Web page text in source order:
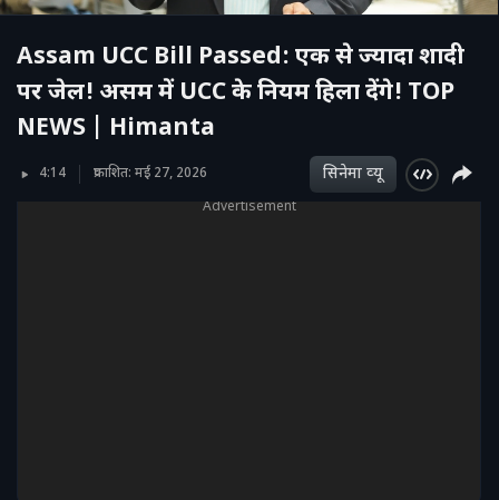
Assam UCC Bill Passed: एक से ज्यादा शादी
पर जेल! असम में UCC के नियम हिला देंगे! TOP
NEWS | Himanta
4:14 प्रकाशित: मई 27, 2026 सिनेमा व्‍यू
Advertisement